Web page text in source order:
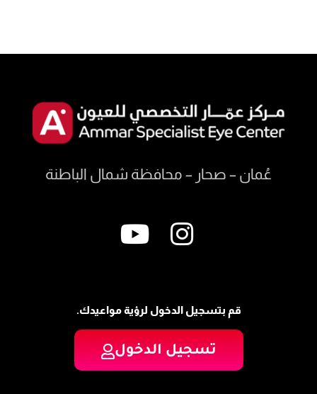
عُمان – صحار – محافظة شمال الباطنة
قم بتسجيل الدخول لرؤية مواعيدك.
تسجيل الدخول